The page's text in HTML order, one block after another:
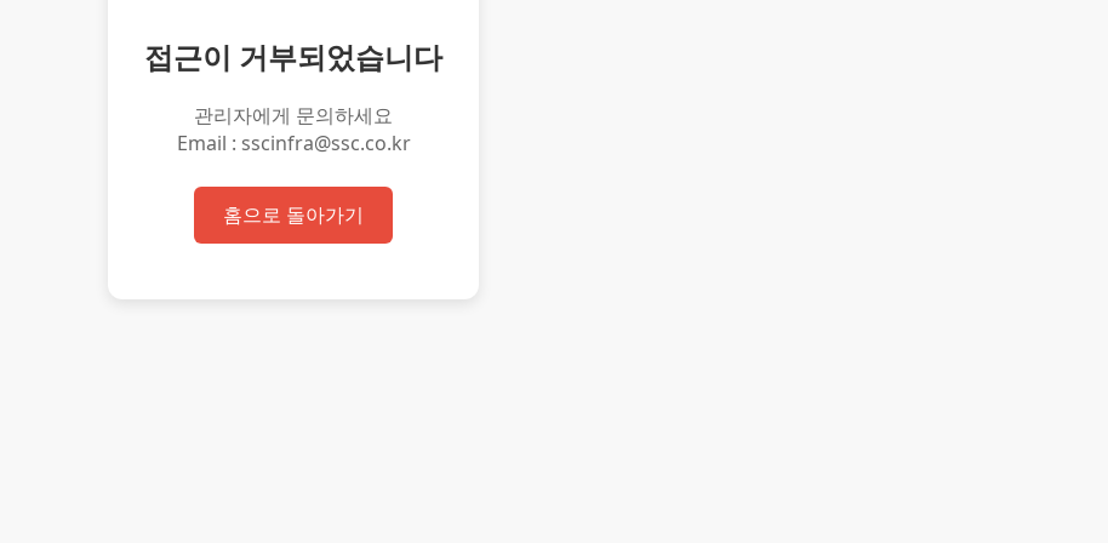
접근이 거부되었습니다
관리자에게 문의하세요
Email : sscinfra@ssc.co.kr
홈으로 돌아가기